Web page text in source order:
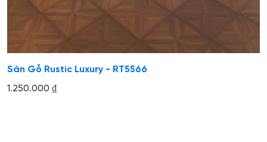
Sàn Gỗ Rustic Luxury - RT5566
1.250.000 ₫